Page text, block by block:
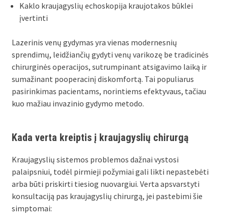
Kaklo kraujagyslių echoskopija kraujotakos būklei
įvertinti
Lazerinis venų gydymas yra vienas modernesnių
sprendimų, leidžiančių gydyti venų varikozę be tradicinės
chirurginės operacijos, sutrumpinant atsigavimo laiką ir
sumažinant pooperacinį diskomfortą. Tai populiarus
pasirinkimas pacientams, norintiems efektyvaus, tačiau
kuo mažiau invazinio gydymo metodo.
Kada verta kreiptis į kraujagyslių chirurgą
Kraujagyslių sistemos problemos dažnai vystosi
palaipsniui, todėl pirmieji požymiai gali likti nepastebėti
arba būti priskirti tiesiog nuovargiui. Verta apsvarstyti
konsultaciją pas kraujagyslių chirurgą, jei pastebimi šie
simptomai: